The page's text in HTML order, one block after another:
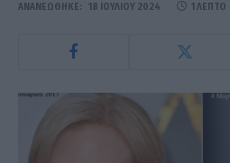
ΑΝΑΝΕΏΘΗΚΕ: 18 ΙΟΥΛΊΟΥ 2024 1 ΛΕΠΤΌ